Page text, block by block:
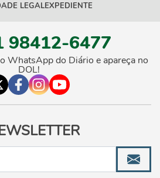
LEGALEXPEDIENTE
98412-6477
WhatsApp do Diário e apareça no
DOL!